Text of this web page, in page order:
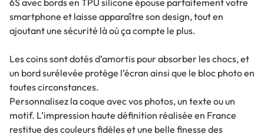
smartphone et laisse apparaître son design, tout en
ajoutant une sécurité là où ça compte le plus.
Les coins sont dotés d’amortis pour absorber les chocs, et
un bord surélevée protège l’écran ainsi que le bloc photo en
toutes circonstances.
Personnalisez la coque avec vos photos, un texte ou un
motif. L’impression haute définition réalisée en France
restitue des couleurs fidèles et une belle finesse des